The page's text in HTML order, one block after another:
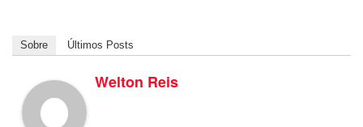
Sobre Últimos Posts
Welton Reis